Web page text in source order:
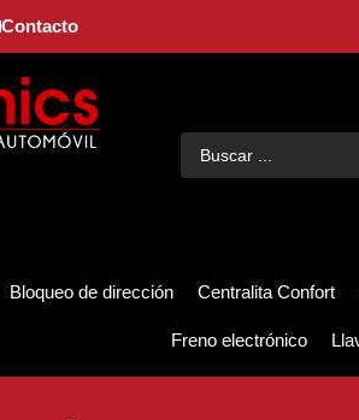
Contacto
Bloqueo de dirección Centralita Confort
Freno electrónico